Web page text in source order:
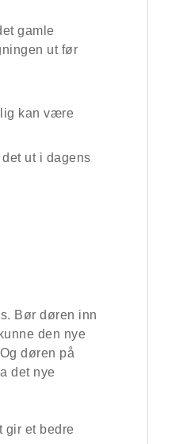
gamle
ut før
ut i dagens
Bør døren inn
den nye
døren på
det nye
gir et bedre